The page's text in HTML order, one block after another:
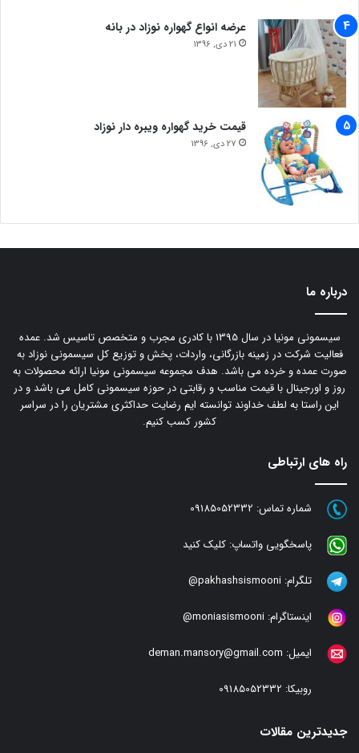
عرضه انواع گهواره نوزاد در بانه
21 دی, 1396
قیمت خرید گهواره ویبره دار نوزاد
27 دی, 1396
درباره ما
سیسمونی مونیا در سال 1395 با کادری مجرب و متخصص تاسیس شد. عمده
فعالیت شرکت در زمینه بازرگانی، واردات، پخش و توزیع کل سیسمونی نوزاد به
صورت عمده و خرده می باشد. هدف مجموعه سیسمونی مونیا ارائه محصولات به
روز و اورجینال با قیمت مناسب و رقابتی در حوزه سیسمونی کامل می باشد و در
این راستا به لطف خداوند توانسته ایم رضایت حداکثری مشتریان را در سراسر
کشور کسب کنیم.
راه های ارتباطی
شماره تماس: 09185052332
پاسخگویی واتساپ: کلیک کنید
تلگرام: pakhashsismooni@
اینستاگرام: moniasismooni@
ایمیل: deman.mansory@gmail.com
روبیکا: 09185052332
جدیدترین مقالات